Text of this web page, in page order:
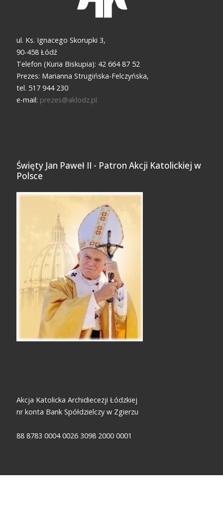
ul. Ks. Ignacego Skorupki 3,
90-458 Łódź
Telefon (Kuria Biskupia): 42 664 87 52
Prezes: Marianna Strugińska-Felczyńska,
tel. 517 944 230
e-mail: prezes@aklodz.pl
Święty Jan Paweł II - Patron Akcji Katolickiej w
Polsce
Akcja Katolicka Archidiecezji Łódzkiej
nr konta Bank Spółdzielczy w Zgierzu
88 8783 0004 0026 3098 2000 0001